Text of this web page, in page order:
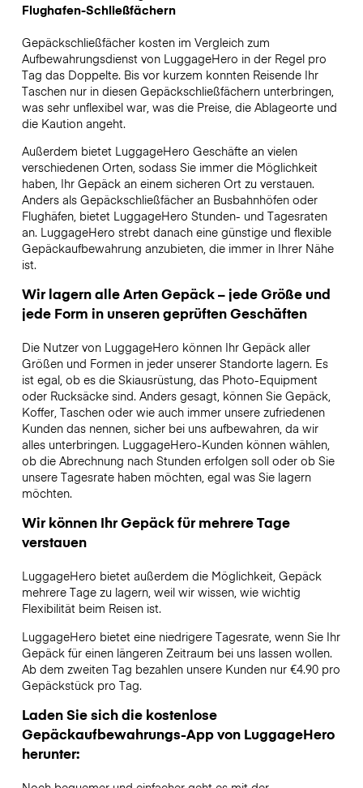
Flughafen-Schließfächern
Gepäckschließfächer kosten im Vergleich zum
Aufbewahrungsdienst von LuggageHero in der Regel pro
Tag das Doppelte. Bis vor kurzem konnten Reisende Ihr
Taschen nur in diesen Gepäckschließfächern unterbringen,
was sehr unflexibel war, was die Preise, die Ablageorte und
die Kaution angeht.
Außerdem bietet LuggageHero Geschäfte an vielen
verschiedenen Orten, sodass Sie immer die Möglichkeit
haben, Ihr Gepäck an einem sicheren Ort zu verstauen.
Anders als Gepäckschließfächer an Busbahnhöfen oder
Flughäfen, bietet LuggageHero Stunden- und Tagesraten
an. LuggageHero strebt danach eine günstige und flexible
Gepäckaufbewahrung anzubieten, die immer in Ihrer Nähe
ist.
Wir lagern alle Arten Gepäck – jede Größe und
jede Form in unseren geprüften Geschäften
Die Nutzer von LuggageHero können Ihr Gepäck aller
Größen und Formen in jeder unserer Standorte lagern. Es
ist egal, ob es die Skiausrüstung, das Photo-Equipment
oder Rucksäcke sind. Anders gesagt, können Sie Gepäck,
Koffer, Taschen oder wie auch immer unsere zufriedenen
Kunden das nennen, sicher bei uns aufbewahren, da wir
alles unterbringen. LuggageHero-Kunden können wählen,
ob die Abrechnung nach Stunden erfolgen soll oder ob Sie
unsere Tagesrate haben möchten, egal was Sie lagern
möchten.
Wir können Ihr Gepäck für mehrere Tage
verstauen
LuggageHero bietet außerdem die Möglichkeit, Gepäck
mehrere Tage zu lagern, weil wir wissen, wie wichtig
Flexibilität beim Reisen ist.
LuggageHero bietet eine niedrigere Tagesrate, wenn Sie Ihr
Gepäck für einen längeren Zeitraum bei uns lassen wollen.
Ab dem zweiten Tag bezahlen unsere Kunden nur €4.90 pro
Gepäckstück pro Tag.
Laden Sie sich die kostenlose
Gepäckaufbewahrungs-App von LuggageHero
herunter: